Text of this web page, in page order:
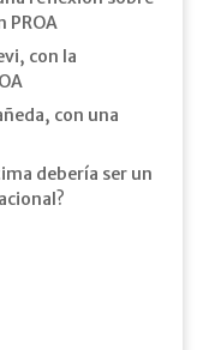
PROA
con la
con una
debería ser un